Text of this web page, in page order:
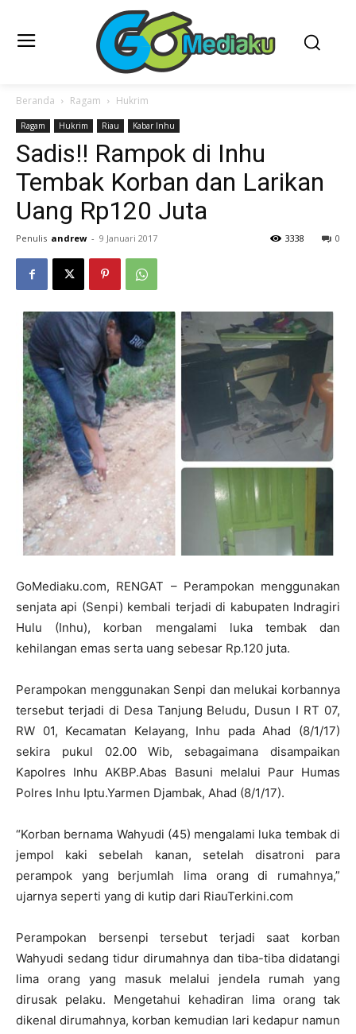
Beranda Ragam Hukrim
Ragam Hukrim Riau Kabar Inhu
Sadis!! Rampok di Inhu
Tembak Korban dan Larikan
Uang Rp120 Juta
Penulis andrew - 9 Januari 2017 0
3338
GoMediaku.com, RENGAT – Perampokan menggunakan
senjata api (Senpi) kembali terjadi di kabupaten Indragiri
Hulu (Inhu), korban mengalami luka tembak dan
kehilangan emas serta uang sebesar Rp.120 juta.
Perampokan menggunakan Senpi dan melukai korbannya
tersebut terjadi di Desa Tanjung Beludu, Dusun I RT 07,
RW 01, Kecamatan Kelayang, Inhu pada Ahad (8/1/17)
sekira pukul 02.00 Wib, sebagaimana disampaikan
Kapolres Inhu AKBP.Abas Basuni melalui Paur Humas
Polres Inhu Iptu.Yarmen Djambak, Ahad (8/1/17).
“Korban bernama Wahyudi (45) mengalami luka tembak di
jempol kaki sebelah kanan, setelah disatroni para
perampok yang berjumlah lima orang di rumahnya,”
ujarnya seperti yang di kutip dari RiauTerkini.com
Perampokan bersenpi tersebut terjadi saat korban
Wahyudi sedang tidur dirumahnya dan tiba-tiba didatangi
lima orang yang masuk melalui jendela rumah yang
dirusak pelaku. Mengetahui kehadiran lima orang tak
dikenal dirumahnya, korban kemudian lari kedapur namun